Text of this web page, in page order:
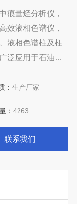
痕量烃分析仪，
效液相色谱仪，
液相色谱柱及柱
泛应用于石油、
： 生产厂家
： 4263
联系我们